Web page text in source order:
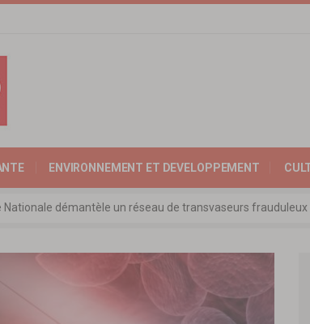
ENVIRONNEMENT ET DEVELOPPEMENT
Nationale démantèle un réseau de transvaseurs
la nouvelle loi adoptée à l’unanimité
chargés du Commerce de l’AES ravivent leurs